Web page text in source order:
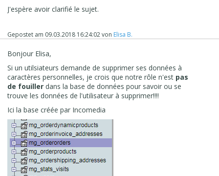
J'espère avoir clarifié le sujet.
Gepostet am 09.03.2018 16:24:02von Elisa B.
Bonjour Elisa,
Si un utilsiateurs demande de supprimer ses données à
caractères personnelles, je crois que notre rôle n'est pas
de fouiller dans la base de données pour savoir ou se
trouve les données de l'utilisateur à supprimer!!!!
Ici la base créée par Incomedia